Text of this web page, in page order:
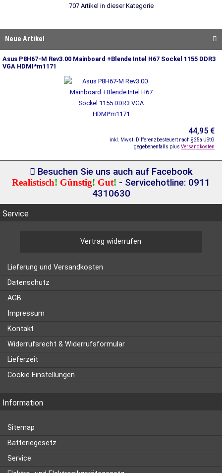
707 Artikel in dieser Kategorie
Neue Artikel
Asus P8H67-M Rev3.00 Mainboard +Blende Intel H67 Sockel 1155 DDR3
VGA HDMI*m1171
44,95 €
inkl. Mwst. Differenzbesteuert nach §25a UStG
gegebenenfalls plus Versandkosten
Besuchen Sie uns auch auf Facebook
Realistisch! Günstig! Gut! - Servicehotline: 0911
4310630
Service
Vertrag widerrufen
Lieferung und Versandkosten
Datenschutz
AGB
Impressum
Kontakt
Widerrufsrecht & Widerrufsformular
Lieferzeit
Cookie Einstellungen
Information
Sitemap
Batteriegesetz
Service